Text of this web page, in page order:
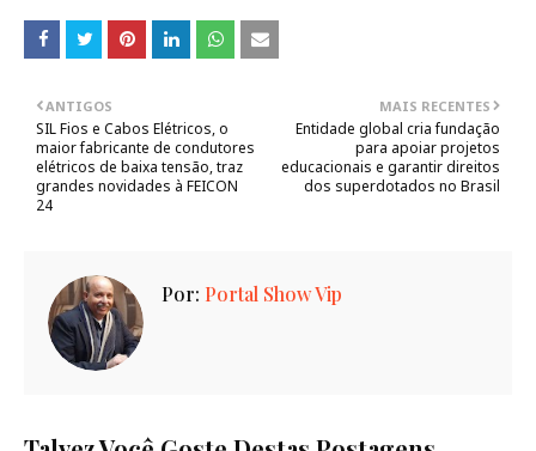
MAIS RECENTES
Entidade global cria fundação
para apoiar projetos
educacionais e garantir direitos
dos superdotados no Brasil
ANTIGOS
SIL Fios e Cabos Elétricos, o
maior fabricante de condutores
elétricos de baixa tensão, traz
grandes novidades à FEICON
24
Por: Portal Show Vip